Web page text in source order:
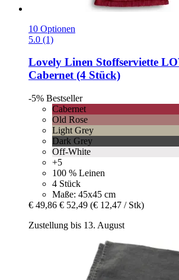
10 Optionen
5.0 (1)
Lovely Linen Stoffserviette
Cabernet (4 Stück)
-5% Bestseller
Cabernet
Old Rose
Light Grey
Dark Grey
Off-White
+5
100 % Leinen
4 Stück
Maße: 45x45 cm
€ 49,86 € 52,49 (€ 12,47 / Stk)
Zustellung bis 13. August